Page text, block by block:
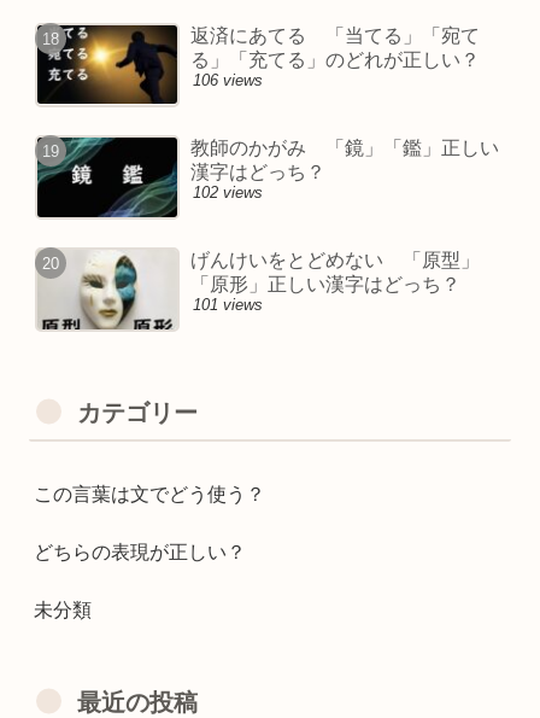
返済にあてる 「当てる」「宛て
る」「充てる」のどれが正しい？
106 views
教師のかがみ 「鏡」「鑑」正しい
漢字はどっち？
102 views
げんけいをとどめない 「原型」
「原形」正しい漢字はどっち？
101 views
カテゴリー
この言葉は文でどう使う？
どちらの表現が正しい？
未分類
最近の投稿